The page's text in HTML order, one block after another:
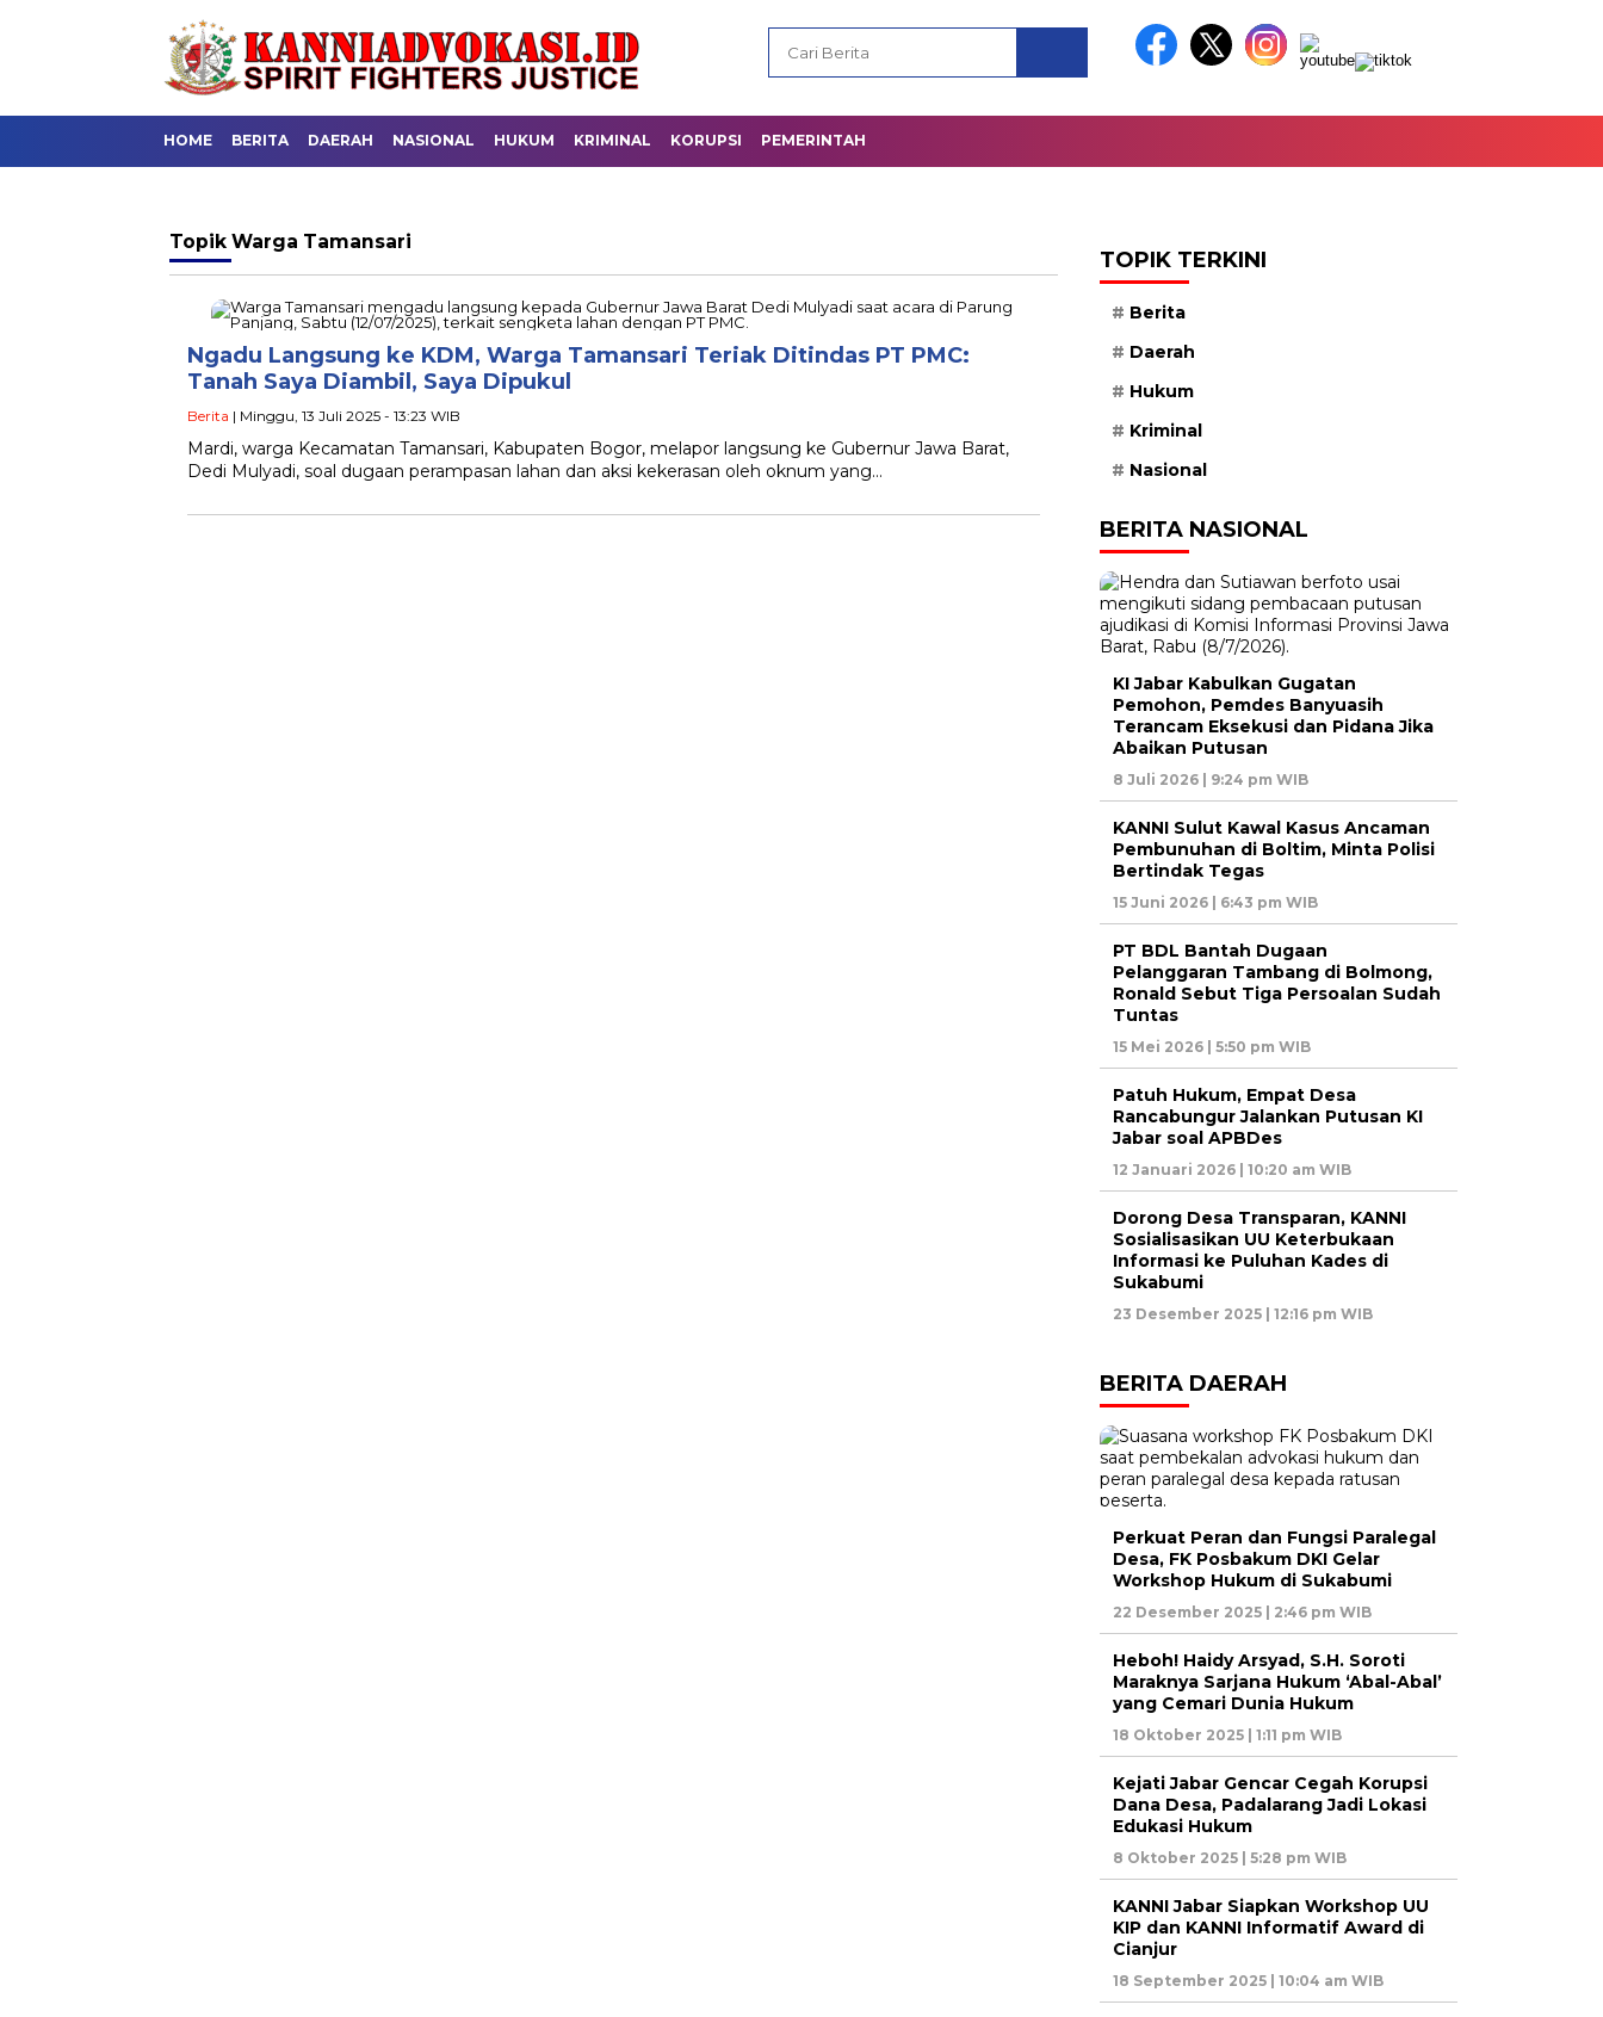
HOME BERITA DAERAH NASIONAL HUKUM KRIMINAL KORUPSI PEMERINTAH
Topik Warga Tamansari
Ngadu Langsung ke KDM, Warga Tamansari Teriak Ditindas PT PMC:
Tanah Saya Diambil, Saya Dipukul
Berita | Minggu, 13 Juli 2025 - 13:23 WIB
Mardi, warga Kecamatan Tamansari, Kabupaten Bogor, melapor langsung ke Gubernur Jawa Barat,
Dedi Mulyadi, soal dugaan perampasan lahan dan aksi kekerasan oleh oknum yang…
TOPIK TERKINI
Berita
Daerah
Hukum
Kriminal
Nasional
BERITA NASIONAL
KI Jabar Kabulkan Gugatan
Pemohon, Pemdes Banyuasih
Terancam Eksekusi dan Pidana Jika
Abaikan Putusan
8 Juli 2026 | 9:24 pm WIB
KANNI Sulut Kawal Kasus Ancaman
Pembunuhan di Boltim, Minta Polisi
Bertindak Tegas
15 Juni 2026 | 6:43 pm WIB
PT BDL Bantah Dugaan
Pelanggaran Tambang di Bolmong,
Ronald Sebut Tiga Persoalan Sudah
Tuntas
15 Mei 2026 | 5:50 pm WIB
Patuh Hukum, Empat Desa
Rancabungur Jalankan Putusan KI
Jabar soal APBDes
12 Januari 2026 | 10:20 am WIB
Dorong Desa Transparan, KANNI
Sosialisasikan UU Keterbukaan
Informasi ke Puluhan Kades di
Sukabumi
23 Desember 2025 | 12:16 pm WIB
BERITA DAERAH
Perkuat Peran dan Fungsi Paralegal
Desa, FK Posbakum DKI Gelar
Workshop Hukum di Sukabumi
22 Desember 2025 | 2:46 pm WIB
Heboh! Haidy Arsyad, S.H. Soroti
Maraknya Sarjana Hukum ‘Abal-Abal’
yang Cemari Dunia Hukum
18 Oktober 2025 | 1:11 pm WIB
Kejati Jabar Gencar Cegah Korupsi
Dana Desa, Padalarang Jadi Lokasi
Edukasi Hukum
8 Oktober 2025 | 5:28 pm WIB
KANNI Jabar Siapkan Workshop UU
KIP dan KANNI Informatif Award di
Cianjur
18 September 2025 | 10:04 am WIB